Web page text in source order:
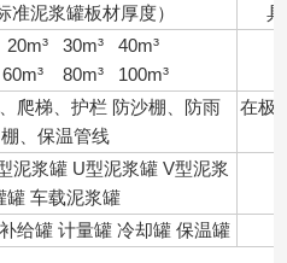
准泥浆罐板材厚度）
20m³ 30m³ 40m³
80m³ 100m³
爬梯、护栏 防沙棚、防雨
棚、保温管线
在极
泥浆罐 U型泥浆罐 V型泥浆
罐 车载泥浆罐
给罐 计量罐 冷却罐 保温罐